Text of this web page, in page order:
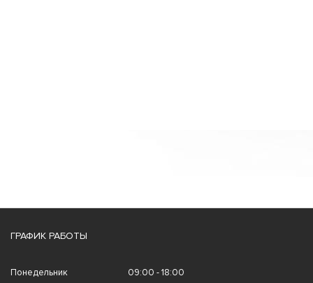
ГРАФИК РАБОТЫ
Понедельник 09:00 - 18:00